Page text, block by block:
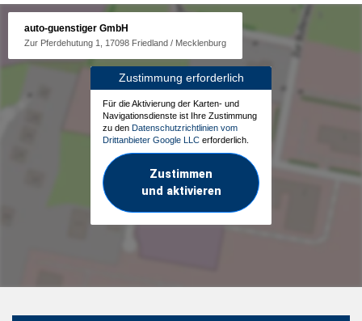
auto-guenstiger GmbH
Zur Pferdehutung 1, 17098 Friedland / Mecklenburg
Zustimmung erforderlich
Für die Aktivierung der Karten- und
Navigationsdienste ist Ihre Zustimmung
zu den Datenschutzrichtlinien vom
Drittanbieter Google LLC erforderlich.
Zustimmen
und aktivieren